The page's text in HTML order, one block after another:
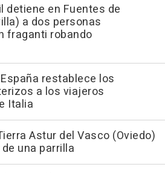
detiene en Fuentes de
a dos personas
fraganti robando
restablece los
a los viajeros
Italia
Astur del Vasco (Oviedo)
una parrilla